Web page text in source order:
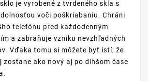
je vyrobené z tvrdeného skla s
voči poškriabaniu. Chráni
telefónu pred každodenným
a zabraňuje vzniku nevzhľadných
Vďaka tomu si môžete byť istí, že
zostane ako nový aj po dlhšom čase